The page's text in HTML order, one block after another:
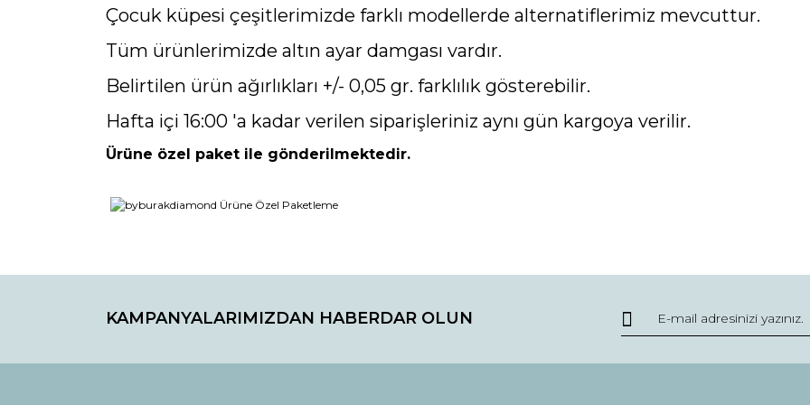
Çocuk küpesi çeşitlerimizde farklı modellerde alternatiflerimiz mevcuttur.
Tüm ürünlerimizde altın ayar damgası vardır.
Belirtilen ürün ağırlıkları +/- 0,05 gr. farklılık gösterebilir.
Hafta içi 16:00 'a kadar verilen siparişleriniz aynı gün kargoya verilir.
Ürüne özel paket ile gönderilmektedir.
Yorum Yaz
Görüş ve önerileriniz için teşekkür ederiz.
Ürün resmi kalitesiz, bozuk veya görüntülenemiyor.
KAMPANYALARIMIZDAN HABERDAR OLUN